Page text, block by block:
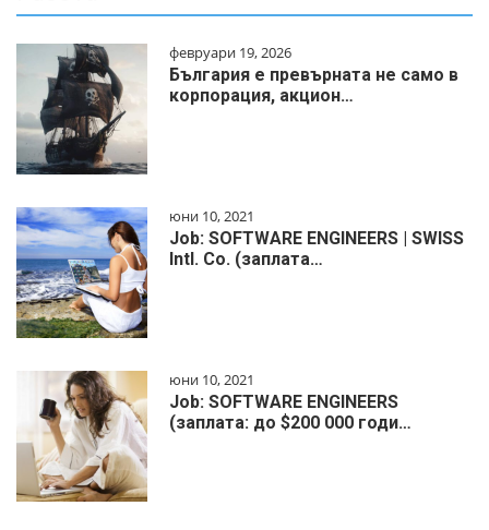
февруари 19, 2026
България е превърната не само в
корпорация, акцион…
юни 10, 2021
Job: SOFTWARE ENGINEERS | SWISS
Intl. Co. (заплата…
юни 10, 2021
Job: SOFTWARE ENGINEERS
(заплата: до $200 000 годи…